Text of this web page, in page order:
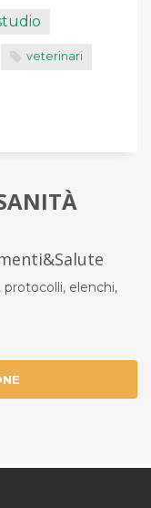
veterinari
elenchi,